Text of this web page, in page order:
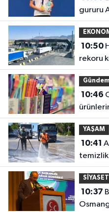
gururu
10:50Habur'da 2026'nın TIR çıkış
rekoru
Gündem
10:46
ürünler
YAŞAM
10:41
SİYASET
10:37